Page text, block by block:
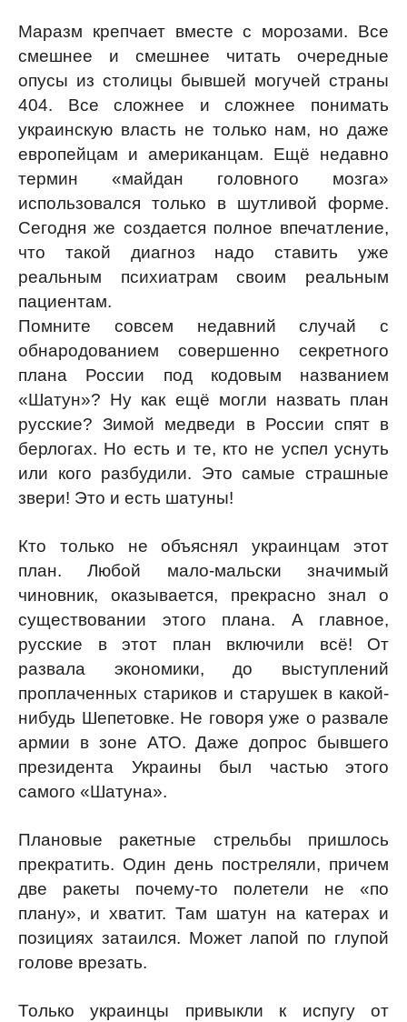
Маразм крепчает вместе с морозами. Все
смешнее и смешнее читать очередные
опусы из столицы бывшей могучей страны
404. Все сложнее и сложнее понимать
украинскую власть не только нам, но даже
европейцам и американцам. Ещё недавно
термин «майдан головного мозга»
использовался только в шутливой форме.
Сегодня же создается полное впечатление,
что такой диагноз надо ставить уже
реальным психиатрам своим реальным
пациентам.
Помните совсем недавний случай с
обнародованием совершенно секретного
плана России под кодовым названием
«Шатун»? Ну как ещё могли назвать план
русские? Зимой медведи в России спят в
берлогах. Но есть и те, кто не успел уснуть
или кого разбудили. Это самые страшные
звери! Это и есть шатуны!
Кто только не объяснял украинцам этот
план. Любой мало-мальски значимый
чиновник, оказывается, прекрасно знал о
существовании этого плана. А главное,
русские в этот план включили всё! От
развала экономики, до выступлений
проплаченных стариков и старушек в какой-
нибудь Шепетовке. Не говоря уже о развале
армии в зоне АТО. Даже допрос бывшего
президента Украины был частью этого
самого «Шатуна».
Плановые ракетные стрельбы пришлось
прекратить. Один день постреляли, причем
две ракеты почему-то полетели не «по
плану», и хватит. Там шатун на катерах и
позициях затаился. Может лапой по глупой
голове врезать.
Только украинцы привыкли к испугу от